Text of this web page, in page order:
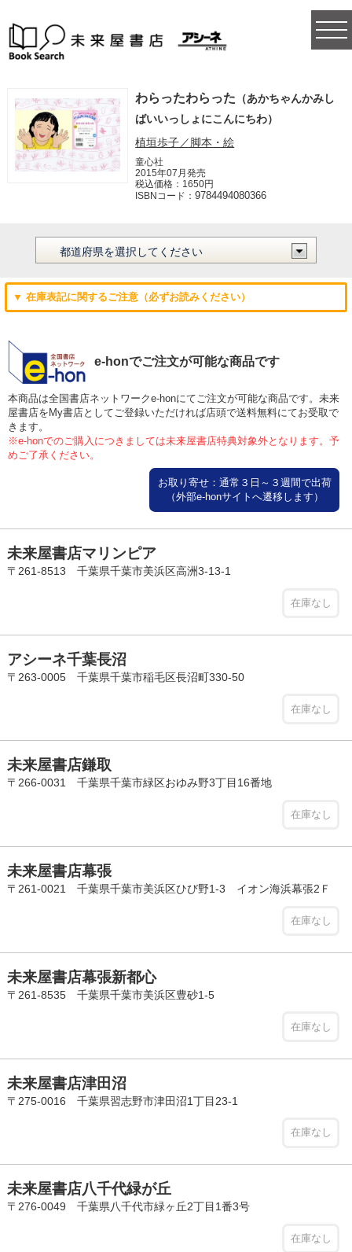
わらったわらった （あかちゃんかみし
ばいいっしょにこんにちわ）
植垣歩子／脚本・絵
童心社
2015年07月発売
税込価格：1650円
ISBNコード：9784494080366
▼ 在庫表記に関するご注意（必ずお読みください）
e-honでご注文が可能な商品です
本商品は全国書店ネットワークe-honにてご注文が可能な商品です。未来
屋書店をMy書店としてご登録いただければ店頭で送料無料にてお受取で
きます。
※e-honでのご購入につきましては未来屋書店特典対象外となります。予
めご了承ください。
お取り寄せ：通常３日～３週間で出荷
（外部e-honサイトへ遷移します）
未来屋書店マリンピア
〒261-8513 千葉県千葉市美浜区高洲3-13-1
在庫なし
アシーネ千葉長沼
〒263-0005 千葉県千葉市稲毛区長沼町330-50
在庫なし
未来屋書店鎌取
〒266-0031 千葉県千葉市緑区おゆみ野3丁目16番地
在庫なし
未来屋書店幕張
〒261-0021 千葉県千葉市美浜区ひび野1-3 イオン海浜幕張2Ｆ
在庫なし
未来屋書店幕張新都心
〒261-8535 千葉県千葉市美浜区豊砂1-5
在庫なし
未来屋書店津田沼
〒275-0016 千葉県習志野市津田沼1丁目23-1
在庫なし
未来屋書店八千代緑が丘
〒276-0049 千葉県八千代市緑ヶ丘2丁目1番3号
在庫なし